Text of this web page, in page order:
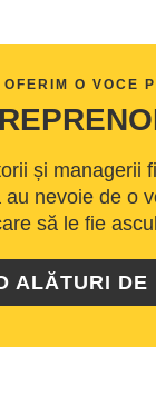
O VOCE
și managerii
au nevoie de o
să le fie
ALĂTURI DE